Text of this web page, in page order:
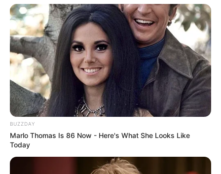
BUZZDAY
Marlo Thomas Is 86 Now - Here's What She Looks Like
Today